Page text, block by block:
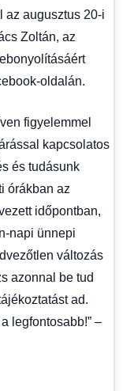
az augusztus 20-i
Zoltán, az
oldalán.
figyelemmel
kapcsolatos
és tudásunk
órákban az
időpontban,
napi ünnepi
változás
azonnal be tud
ad.
legfontosabb!” –